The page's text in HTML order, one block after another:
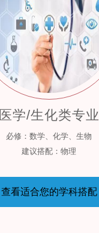
医学/生化类专业
必修：数学、化学、生物
建议搭配：物理
查看适合您的学科搭配